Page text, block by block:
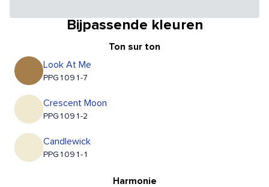
Bijpassende kleuren
Ton sur ton
Look At Me
PPG1091-7
Crescent Moon
PPG1091-2
Candlewick
PPG1091-1
Harmonie